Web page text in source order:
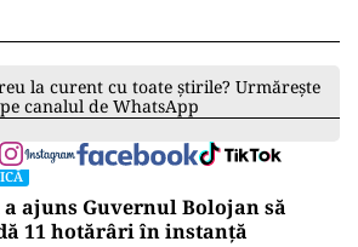
la curent cu toate știrile? Urmărește
canalul de WhatsApp
a ajuns Guvernul Bolojan să
11 hotărâri în instanță